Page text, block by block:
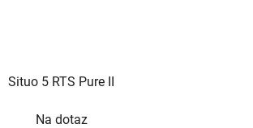
Situo 5 RTS Pure II
Na dotaz